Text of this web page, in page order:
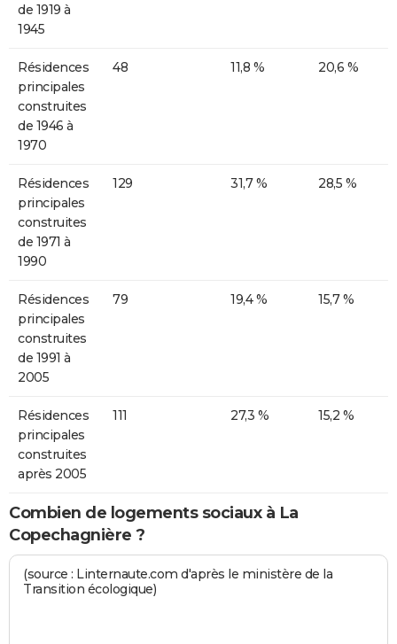
de 1919 à
1945
Résidences
principales
construites
de 1946 à
1970
48 11,8 % 20,6 %
Résidences
principales
construites
de 1971 à
1990
129 31,7 % 28,5 %
Résidences
principales
construites
de 1991 à
2005
79 19,4 % 15,7 %
Résidences
principales
construites
après 2005
111 27,3 % 15,2 %
Combien de logements sociaux à La
Copechagnière ?
(source : Linternaute.com d'après le ministère de la
Transition écologique)